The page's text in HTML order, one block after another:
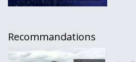
Recommandations
Le site d&#039;Ilford à Marly